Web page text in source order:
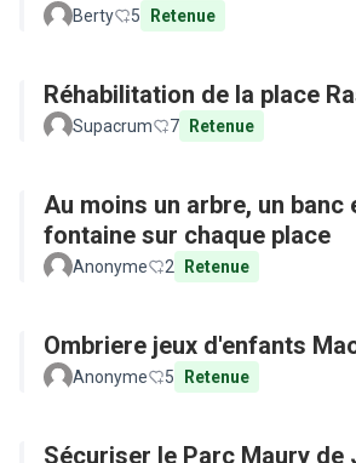
Berty 5 Retenue
Réhabilitation de la place
Supacrum 7 Retenue
Au moins un arbre, un banc
fontaine sur chaque place
Anonyme 2 Retenue
Ombriere jeux d'enfants
Anonyme 5 Retenue
Sécuriser le Parc Maury de